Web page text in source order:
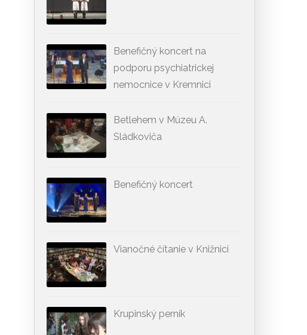
Benefičný koncert na
podporu psychiatrickej
nemocnice v Kremnici
Betlehem v Múzeu A.
Sládkoviča
Benefičný koncert
Vianočné čítanie v Knižnici
Krupinský perník